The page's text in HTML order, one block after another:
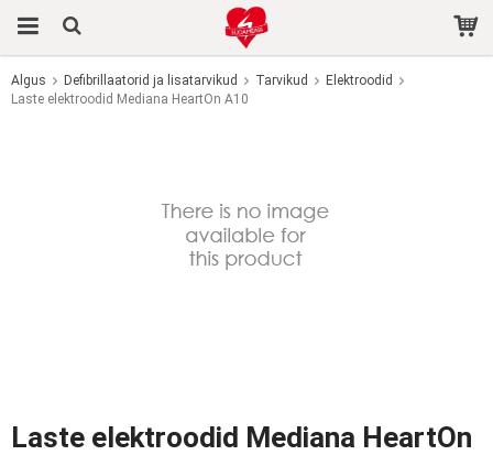
Toode on ostukorvi lisatud.
Algus Defibrillaatorid ja lisatarvikud Tarvikud
Elektroodid
Laste elektroodid Mediana HeartOn A10
Laste elektroodid Mediana HeartOn